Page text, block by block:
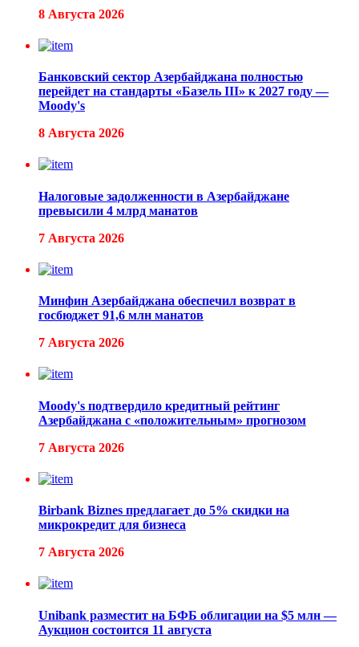
8 Августа 2026
Банковский сектор Азербайджана полностью
перейдет на стандарты «Базель III» к 2027 году —
Moody's
8 Августа 2026
Налоговые задолженности в Азербайджане
превысили 4 млрд манатов
7 Августа 2026
Минфин Азербайджана обеспечил возврат в
госбюджет 91,6 млн манатов
7 Августа 2026
Moody's подтвердило кредитный рейтинг
Азербайджана с «положительным» прогнозом
7 Августа 2026
Birbank Biznes предлагает до 5% скидки на
микрокредит для бизнеса
7 Августа 2026
Unibank разместит на БФБ облигации на $5 млн —
Аукцион состоится 11 августа